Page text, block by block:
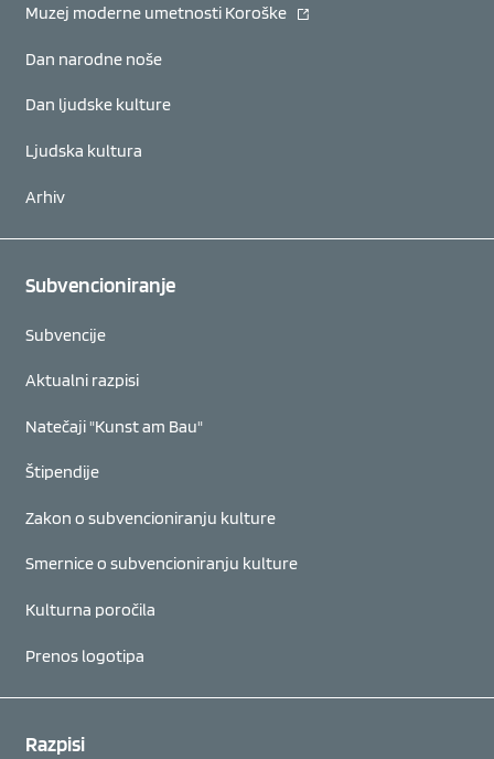
Muzej moderne umetnosti Koroške (se odpre v novem oknu)
Dan narodne noše
Dan ljudske kulture
Ljudska kultura
Arhiv
Subvencioniranje
Subvencije
Aktualni razpisi
Natečaji "Kunst am Bau"
Štipendije
Zakon o subvencioniranju kulture
Smernice o subvencioniranju kulture
Kulturna poročila
Prenos logotipa
Razpisi